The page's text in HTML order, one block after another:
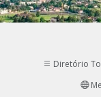
Diretório